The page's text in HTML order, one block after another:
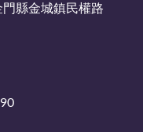
縣金城鎮民權路